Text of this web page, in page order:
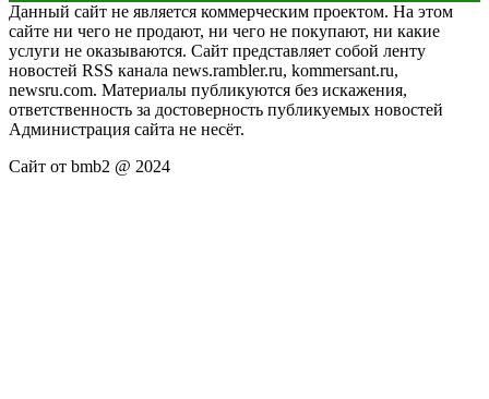
Данный сайт не является коммерческим проектом. На этом
сайте ни чего не продают, ни чего не покупают, ни какие
услуги не оказываются. Сайт представляет собой ленту
новостей RSS канала news.rambler.ru, kommersant.ru,
newsru.com. Материалы публикуются без искажения,
ответственность за достоверность публикуемых новостей
Администрация сайта не несёт.
Сайт от bmb2 @ 2024